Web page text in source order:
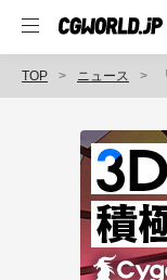
TOP ニュース